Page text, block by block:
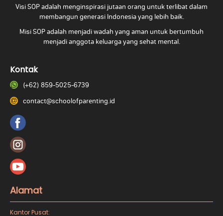
Visi SOP adalah menginspirasi jutaan orang untuk terlibat dalam
membangun generasi Indonesia yang lebih baik.
Misi SOP adalah menjadi wadah yang aman untuk bertumbuh
menjadi anggota keluarga yangsehat mental.
Kontak
(+62) 859-5025-6739
contact@schoolofparenting.id
Alamat
Kantor Pusat: